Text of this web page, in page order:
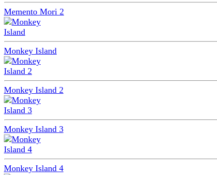
Memento Mori 2
Monkey Island
Monkey Island 2
Monkey Island 3
Monkey Island 4